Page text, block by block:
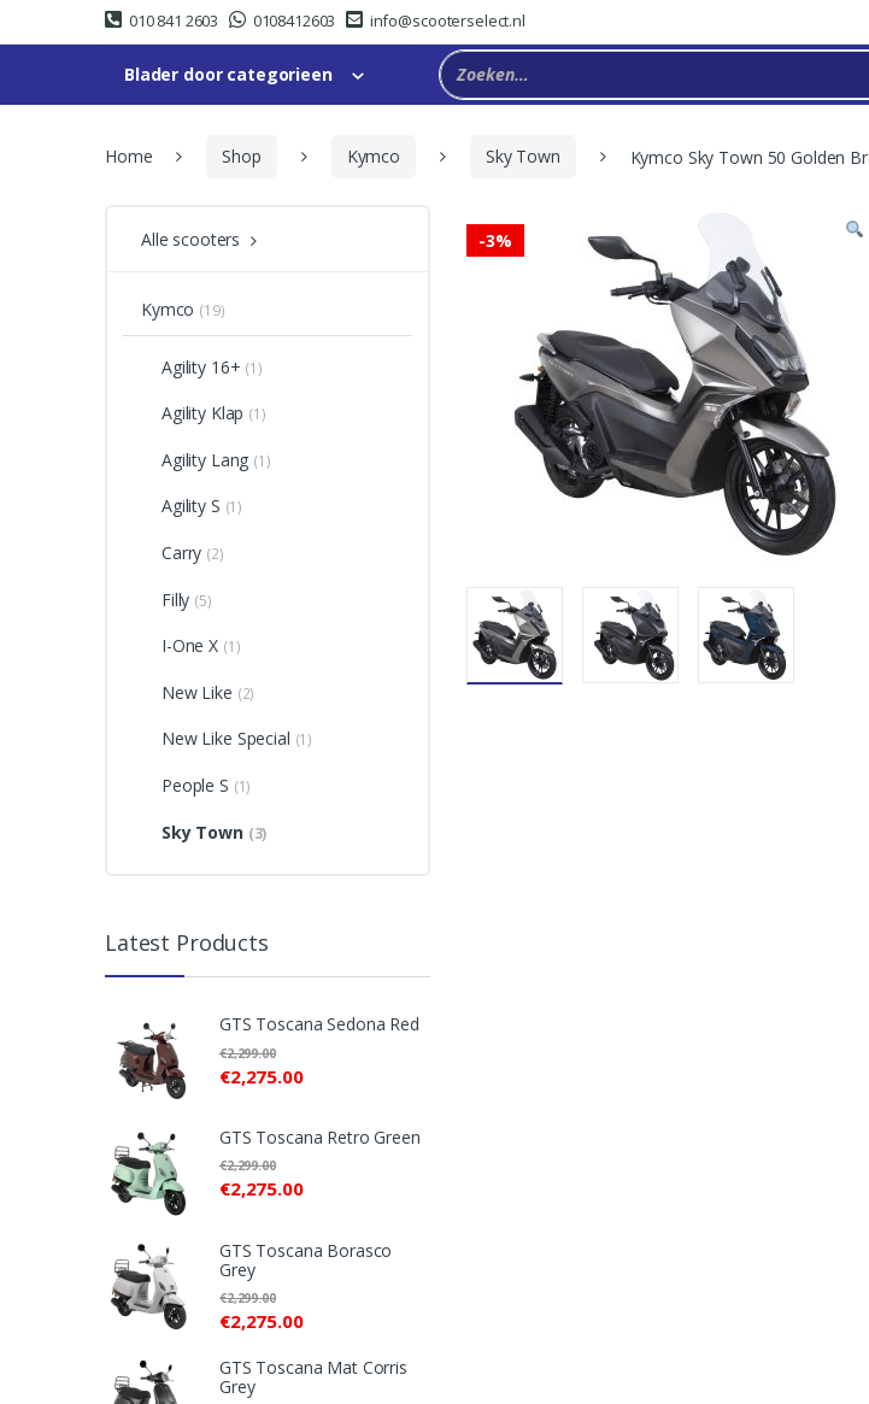
to
to
010 841 2603 0108412603 info@scooterselect.nl
Blader door categorieen
Home Shop Kymco Sky Town Kymco Sky Town 50 Golden
-3%
Alle scooters
Kymco (19)
Agility 16+ (1)
Agility Klap (1)
Agility Lang (1)
Agility S (1)
Carry (2)
Filly (5)
I-One X (1)
New Like (2)
New Like Special (1)
People S (1)
Sky Town (3)
Latest Products
GTS Toscana Sedona Red
€2,275.00
€2,299.00
GTS Toscana Retro Green
€2,275.00
€2,299.00
GTS Toscana Borasco
Grey
€2,275.00
€2,299.00
GTS Toscana Mat Corris
Grey